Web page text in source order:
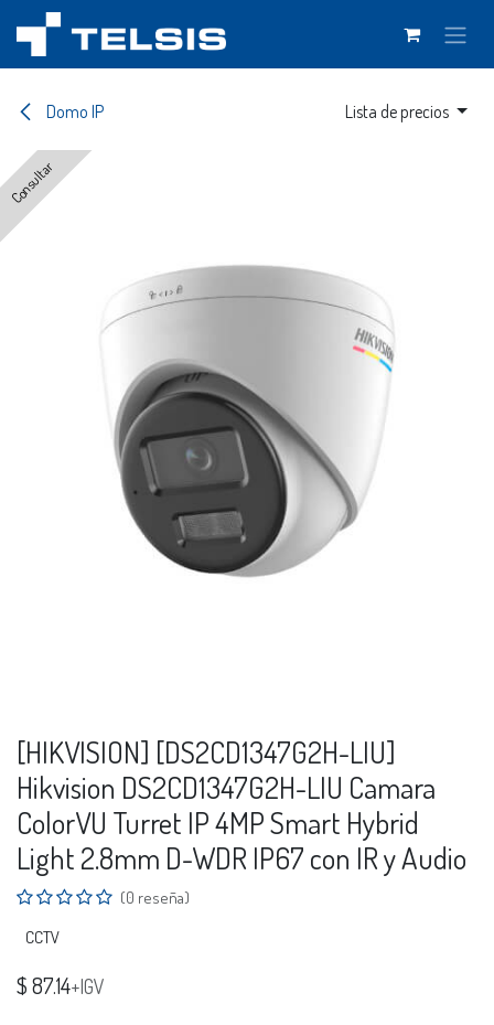
Ir al contenido
Domo IP Lista de precios
Consultar
[HIKVISION] [DS2CD1347G2H-LIU]
Hikvision DS2CD1347G2H-LIU Camara
ColorVU Turret IP 4MP Smart Hybrid
Light 2.8mm D-WDR IP67 con IR y Audio
(0 reseña)
CCTV
$87.14+IGV